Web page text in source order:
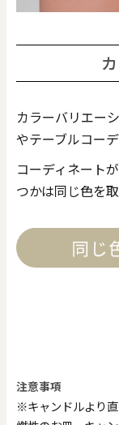
カラーバリエー
やテーブルコー
コーディネート
つかは同じ色を
注意事項
※キャンドルより